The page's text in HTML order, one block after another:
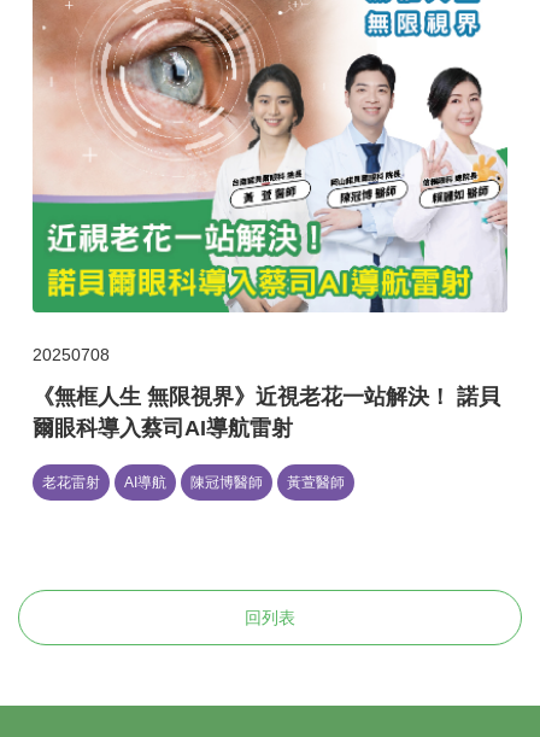
20250708
《無框人生 無限視界》近視老花一站解決！ 諾貝
爾眼科導入蔡司AI導航雷射
老花雷射 AI導航 陳冠博醫師 黃萱醫師
回列表